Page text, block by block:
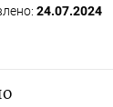
24.07.2024